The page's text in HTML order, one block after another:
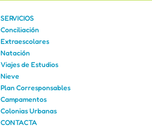
SERVICIOS
Conciliación
Extraescolares
Natación
Viajes de Estudios
Nieve
Plan Corresponsables
Campamentos
Colonias Urbanas
CONTACTA